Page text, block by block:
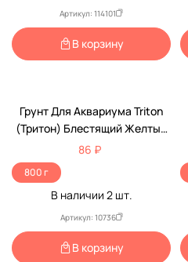
Артикул: 114101
В корзину
Грунт Для Аквариума Triton
(Тритон) Блестящий Желтый
800г
86 ₽
800 г
В наличии 2шт.
Артикул: 10736
В корзину